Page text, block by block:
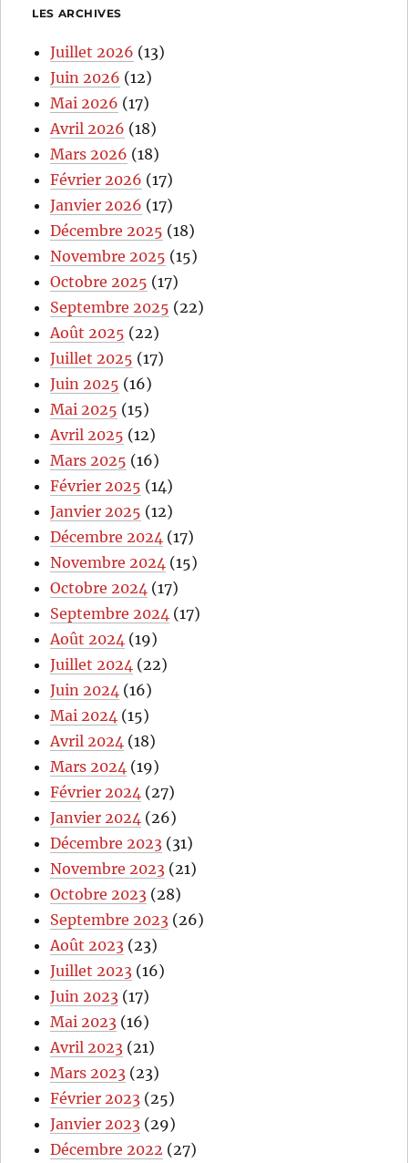
LES ARCHIVES
Juillet 2026 (13)
Juin 2026 (12)
Mai 2026 (17)
Avril 2026 (18)
Mars 2026 (18)
Février 2026 (17)
Janvier 2026 (17)
Décembre 2025 (18)
Novembre 2025 (15)
Octobre 2025 (17)
Septembre 2025 (22)
Août 2025 (22)
Juillet 2025 (17)
Juin 2025 (16)
Mai 2025 (15)
Avril 2025 (12)
Mars 2025 (16)
Février 2025 (14)
Janvier 2025 (12)
Décembre 2024 (17)
Novembre 2024 (15)
Octobre 2024 (17)
Septembre 2024 (17)
Août 2024 (19)
Juillet 2024 (22)
Juin 2024 (16)
Mai 2024 (15)
Avril 2024 (18)
Mars 2024 (19)
Février 2024 (27)
Janvier 2024 (26)
Décembre 2023 (31)
Novembre 2023 (21)
Octobre 2023 (28)
Septembre 2023 (26)
Août 2023 (23)
Juillet 2023 (16)
Juin 2023 (17)
Mai 2023 (16)
Avril 2023 (21)
Mars 2023 (23)
Février 2023 (25)
Janvier 2023 (29)
Décembre 2022 (27)